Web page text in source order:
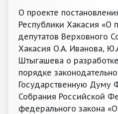
О проекте
Республики Хакасия «О
депутатов Верховного
Хакасия О.А. Иванова,
Штыгашева о
порядке
Государственную Думу
Собрания Российской
федерального закона